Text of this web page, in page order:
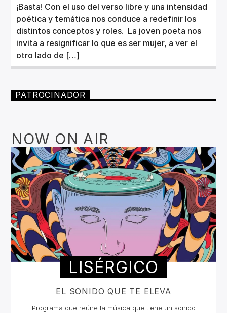
¡Basta! Con el uso del verso libre y una intensidad
poética y temática nos conduce a redefinir los
distintos conceptos y roles. La joven poeta nos
invita a resignificar lo que es ser mujer, a ver el
otro lado de […]
PATROCINADOR
NOW ON AIR
LISÉRGICO
EL SONIDO QUE TE ELEVA
Programa que reúne la música que tiene un sonido